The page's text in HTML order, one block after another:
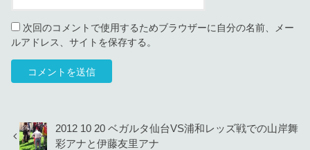
次回のコメントで使用するためブラウザーに自分の名前、メー
ルアドレス、サイトを保存する。
2012 10 20 ベガルタ仙台VS浦和レッズ戦での山岸舞
彩アナと伊藤友里アナ